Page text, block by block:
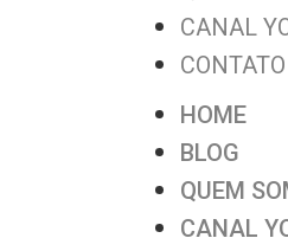
CANAL
CONTATO
HOME
BLOG
QUEM
CANAL